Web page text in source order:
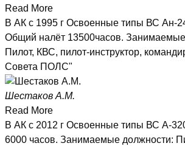
Read More
В АК с 1995 г Освоенные типы ВС Ан-
Общий налёт 13500часов.
Пилот, КВС, пилот-инструктор,
Совета ПОЛС"
Шестаков А.М.
Read More
В АК с 2012 г Освоенные типы ВС А-
6000 часов. Занимаемые должности: